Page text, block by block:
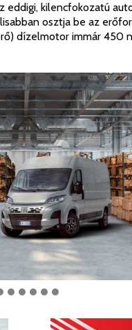
eddigi, kilencfokozatú
osztja be az
dízelmotor immár 450